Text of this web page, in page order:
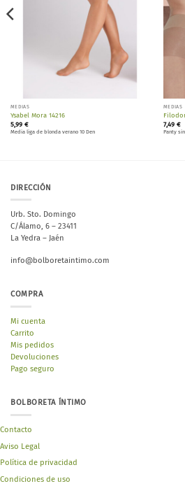
MEDIAS
Ysabel Mora 14216
5,99 €
Media liga de blonda verano 10 Den
MEDIAS
7,49 €
Panty
DIRECCIÓN
Urb. Sto. Domingo
C/Álamo, 6 – 23411
La Yedra – Jaén
info@bolboretaintimo.com
COMPRA
Mi cuenta
Carrito
Mis pedidos
Devoluciones
Pago seguro
BOLBORETA ÍNTIMO
Contacto
Aviso Legal
Política de privacidad
Condiciones de uso